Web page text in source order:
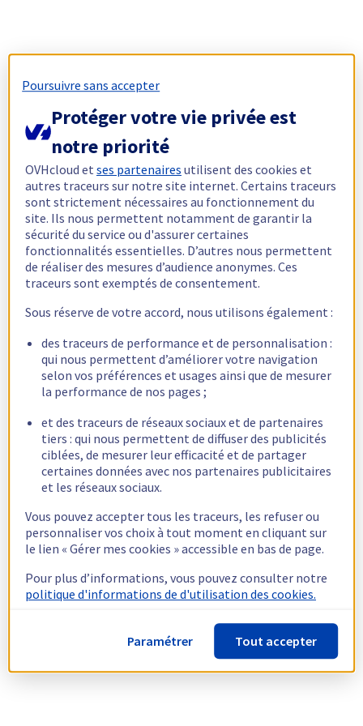
Poursuivre sans accepter
Protéger votre vie privée est
notre priorité
OVHcloud etses partenaires utilisent des cookies et
autres traceurs sur notre site internet. Certains traceurs
sont strictement nécessaires au fonctionnement du
site. Ils nous permettent notamment de garantir la
sécurité du service ou d'assurer certaines
fonctionnalités essentielles. D’autres nous permettent
de réaliser des mesures d’audience anonymes. Ces
traceurs sont exemptés de consentement.
Sous réserve de votre accord, nous utilisons également :
des traceurs de performance et de personnalisation :
qui nous permettent d’améliorer votre navigation
selon vos préférences et usages ainsi que de mesurer
la performance de nos pages ;
et des traceurs de réseaux sociaux et de partenaires
tiers : qui nous permettent de diffuser des publicités
ciblées, de mesurer leur efficacité et de partager
certaines données avec nos partenaires publicitaires
et les réseaux sociaux.
Vous pouvez accepter tous les traceurs, les refuser ou
personnaliser vos choix à tout moment en cliquant sur
le lien « Gérer mes cookies » accessible en bas de page.
Pour plus d’informations, vous pouvez consulter notre
politique d'informations de d'utilisation des cookies.
Paramétrer Tout accepter